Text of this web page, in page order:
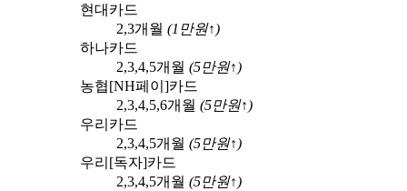
현대카드
2,3개월 (1 만원↑)
하나카드
2,3,4,5개월 (5만원↑)
농협[NH페이]카드
2,3,4,5,6개월 (5만원↑)
우리카드
2,3,4,5개월 (5만원↑)
우리[독자]카드
2,3,4,5개월 (5만원↑)